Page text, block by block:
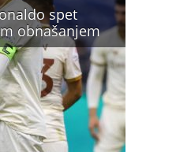
spet
obnašanjem